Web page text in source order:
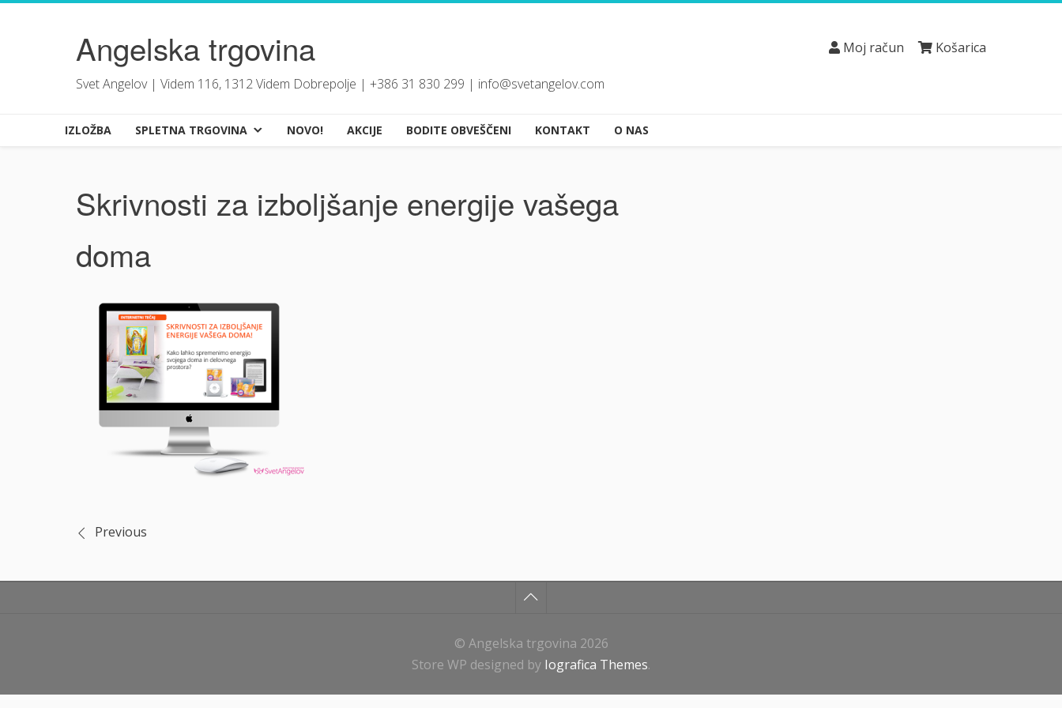
Moj račun Košarica
Angelska trgovina
Svet Angelov | Videm 116, 1312 Videm Dobrepolje | +386 31 830 299 | info@svetangelov.com
IZLOŽBA SPLETNA TRGOVINA NOVO! AKCIJE BODITE OBVEŠČENI KONTAKT O NAS
Skrivnosti za izboljšanje energije vašega
doma
Navigacija
prispevka
Previous
© Angelska trgovina 2026
Store WP designed by Iografica Themes.